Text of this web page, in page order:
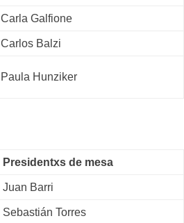
Carla Galfione
Carlos Balzi
Paula Hunziker
Presidentxs de mesa
Juan Barri
Sebastián Torres